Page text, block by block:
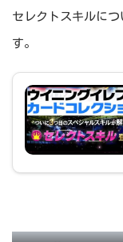
セレクトスキルに
す。